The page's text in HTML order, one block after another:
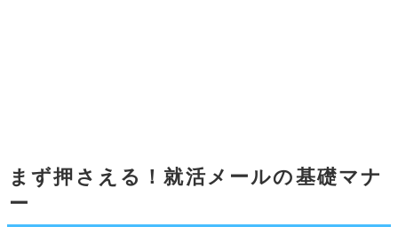
まず押さえる！就活メールの基礎マナ
ー